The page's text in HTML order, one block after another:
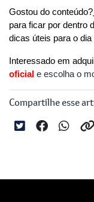
Gostou do conteúdo?
para ficar por dentro
dicas úteis para o dia
Interessado em
oficial e escolha o
Compartilhe esse